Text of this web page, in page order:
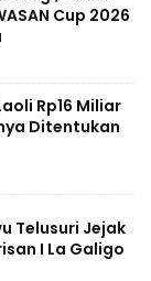
Cup 2026
Rp16 Miliar
Ditentukan
Telusuri Jejak
I La Galigo